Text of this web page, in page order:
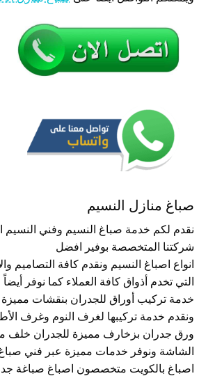
صباغ منازل النسيم
نقدم لكم خدمة صباغ النسيم وفني النسيم
شركتنا المتخصصة بوفير افضل
انواع اصباغ النسيم ونقدم كافة التصاميم
التي تخدم أذواق كافة العملاء كما نوفر أيضاً
خدمة تركيب أوراق للجدران بنقشات مميزة
ونقدم خدمة تركيبها لغرف النوم وغرف
ورق جدران بزخارف مميزة للجدران خلف
الشاشة ونوفر خدمات مميزة عبر فني
اصباغ بالكويت متخصصون اصباغ صباغة